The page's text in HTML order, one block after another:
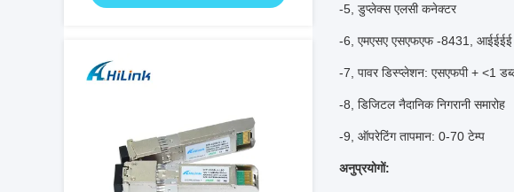
-5, डुप्लेक्स एलसी कनेक्टर
-6, एमएसए एसएफएफ -8431,
-7, पावर डिस्प्लेशन: एसएफपी + <1
-8, डिजिटल नैदानिक ​​निगरानी समारोह
-9, ऑपरेटिंग तापमान: 0-70 टेम्प
अनुप्रयोगों: